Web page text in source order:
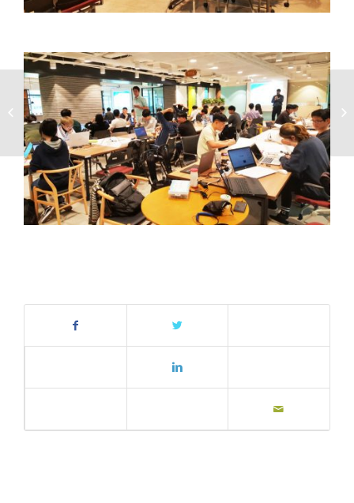
‘서울 IoT 해커톤’ 2차
기술워크숍 현장 스케치